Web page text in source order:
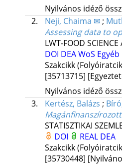
Nyilvános idéző
2.
Neji, Chaima ✉;
Assessing data to
LWT-FOOD
DOI DEAWoS Egyéb
Szakcikk
[35713715]
Nyilvános idéző
3.
Kertész, Balázs ;
STATISZTIKAI
DOI
REAL DEA
Szakcikk
[35730448]